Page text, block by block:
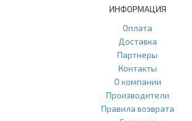
ИНФОРМАЦИЯ
Оплата
Доставка
Партнеры
Контакты
О компании
Производители
Правила возврата